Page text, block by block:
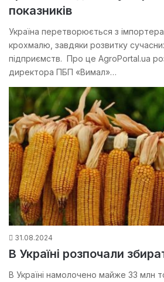
показників
Україна перетворюється з
крохмалю, завдяки розвитку
підприємств. Про це AgroPortal.ua
директора ПБП «Вимал»…
31.08.2024
В Україні розпочали
В Україні намолочено майже 33 млн